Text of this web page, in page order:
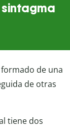
sintagma
de una
de otras
tiene dos